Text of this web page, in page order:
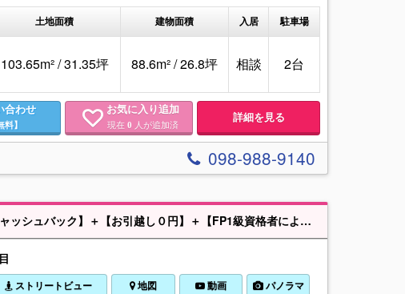
土地面積 建物面積 入居 駐車場
103.65m² / 31.35坪 88.6m² / 26.8坪 相談 2台
合わせ
料】
お気に入り追加
現在0 人が追加済 詳細を見る
098-988-9140
ーハウスのこだわり✨リクルート（SUUMO）、大手金融機関などを経験した、沖縄特化の住宅・金融プロが専門性の高い情報提供にこだわって伴走します！Instagram、TikTokの総フォロワー数は「１万人以上」と「ミンサーハウス」は非常に多くのうちなんちゅに知って頂いております！※事前予約で年中２４時間、物件案内・相談可能です！
ストリートビュー 地図 動画 パノラマ